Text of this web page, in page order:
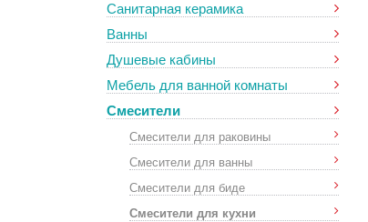
Санитарная керамика
Ванны
Душевые кабины
Мебель для ванной комнаты
Смесители
Смесители для раковины
Смесители для ванны
Смесители для биде
Смесители для кухни